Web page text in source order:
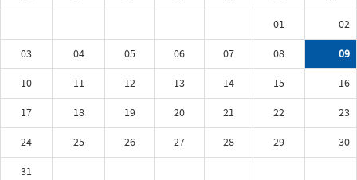
01
02
03
04 05 06 07 08
09
10
11 12 13 14 15
16
17
18 19 20 21 22
23
24
25 26 27 28 29
30
31